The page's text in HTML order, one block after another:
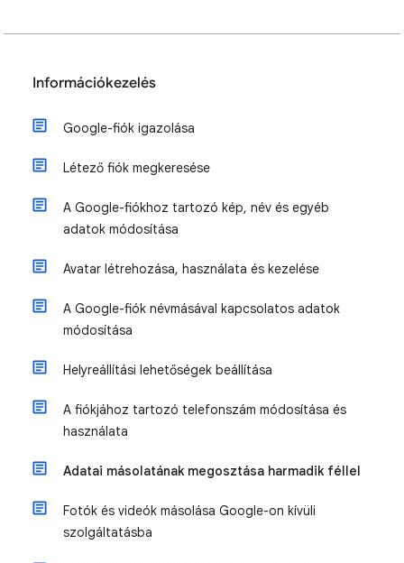
Információkezelés
Google-fiók igazolása
Létező fiók megkeresése
A Google-fiókhoz tartozó kép, név és egyéb
adatok módosítása
Avatar létrehozása, használata és kezelése
A Google-fiók névmásával kapcsolatos adatok
módosítása
Helyreállítási lehetőségek beállítása
A fiókjához tartozó telefonszám módosítása és
használata
Adatai másolatának megosztása harmadik féllel
Fotók és videók másolása Google-on kívüli
szolgáltatásba